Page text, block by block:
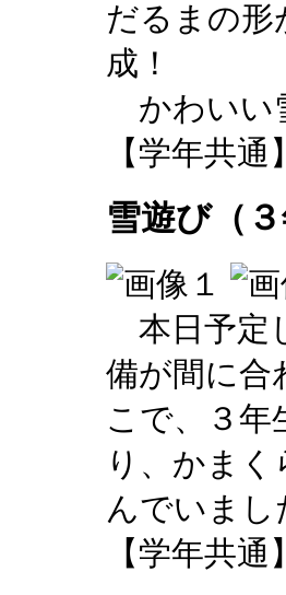
だるまの形
成！
かわいい
【学年共通
雪遊び（３
本日予定
備が間に合
こで、３年
り、かま
んでいまし
【学年共通